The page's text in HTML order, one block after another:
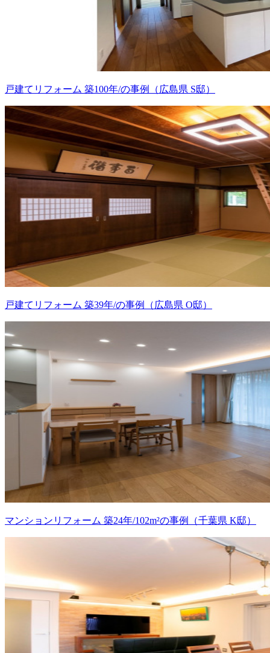
戸建てリフォーム 築100年/の事例（広島県 S邸）
戸建てリフォーム 築39年/の事例（広島県 O邸）
マンションリフォーム 築24年/102m²の事例（千葉県 K邸）